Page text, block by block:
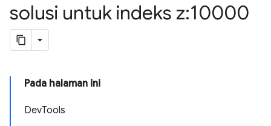
solusi untuk indeks z:10000
Pada halaman ini
DevTools